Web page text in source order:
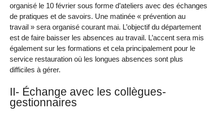
organisé le 10 février sous forme d’ateliers avec des échanges
de pratiques et de savoirs. Une matinée « prévention au
travail » sera organisé courant mai. L’objectif du département
est de faire baisser les absences au travail. L’accent sera mis
également sur les formations et cela principalement pour le
service restauration où les longues absences sont plus
difficiles à gérer.
II- Échange avec les collègues-
gestionnaires